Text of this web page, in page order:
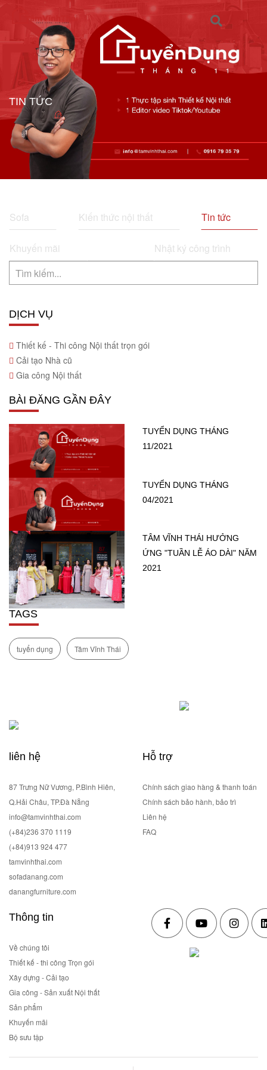
TIN TỨC
Sofa Kiến thức nội thất Tin tức
Khuyến mãi Nhật ký công trình
DỊCH VỤ
Thiết kế - Thi công Nội thất trọn gói
Cải tạo Nhà cũ
Gia công Nội thất
BÀI ĐĂNG GẦN ĐÂY
TUYỂN DỤNG THÁNG
11/2021
TUYỂN DỤNG THÁNG
04/2021
TÂM VĨNH THÁI HƯỞNG
ỨNG "TUẦN LỄ ÁO DÀI" NĂM
2021
TAGS
tuyển dụng Tâm Vĩnh Thái
liên hệ
87 Trưng Nữ Vương, P.Bình Hiên,
Q.Hải Châu, TP.Đà Nẵng
info@tamvinhthai.com
(+84)236 370 1119
(+84)913 924 477
tamvinhthai.com
sofadanang.com
danangfurniture.com
Hỗ trợ
Chính sách giao hàng & thanh toán
Chính sách bảo hành, bảo trì
Liên hệ
FAQ
Thông tin
Về chúng tôi
Thiết kế - thi công Trọn gói
Xây dựng - Cải tạo
Gia công - Sản xuất Nội thất
Sản phẩm
Khuyến mãi
Bộ sưu tập